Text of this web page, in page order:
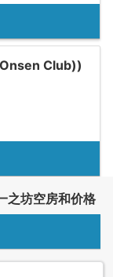
Club))
之坊空房和价格